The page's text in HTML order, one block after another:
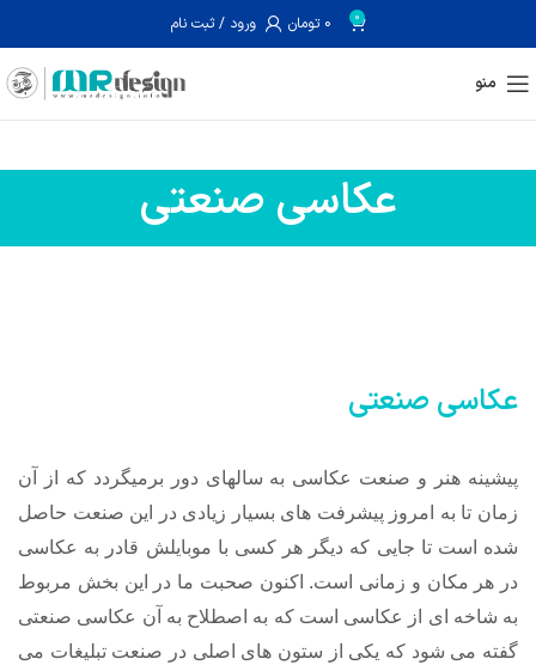
0
0 تومان ورود / ثبت نام
منو
عکاسی صنعتی
عکاسی صنعتی
پیشینه هنر و صنعت عکاسی به سالهای دور برمیگردد که از آن
زمان تا به امروز پیشرفت های بسیار زیادی در این صنعت حاصل
شده است تا جایی که دیگر هر کسی با موبایلش قادر به عکاسی
در هر مکان و زمانی است. اکنون صحبت ما در این بخش مربوط
به شاخه ای از عکاسی است که به اصطلاح به آن عکاسی صنعتی
گفته می شود که یکی از ستون های اصلی در صنعت تبلیغات می